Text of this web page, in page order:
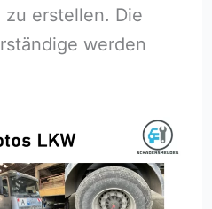
zu erstellen. Die
werden